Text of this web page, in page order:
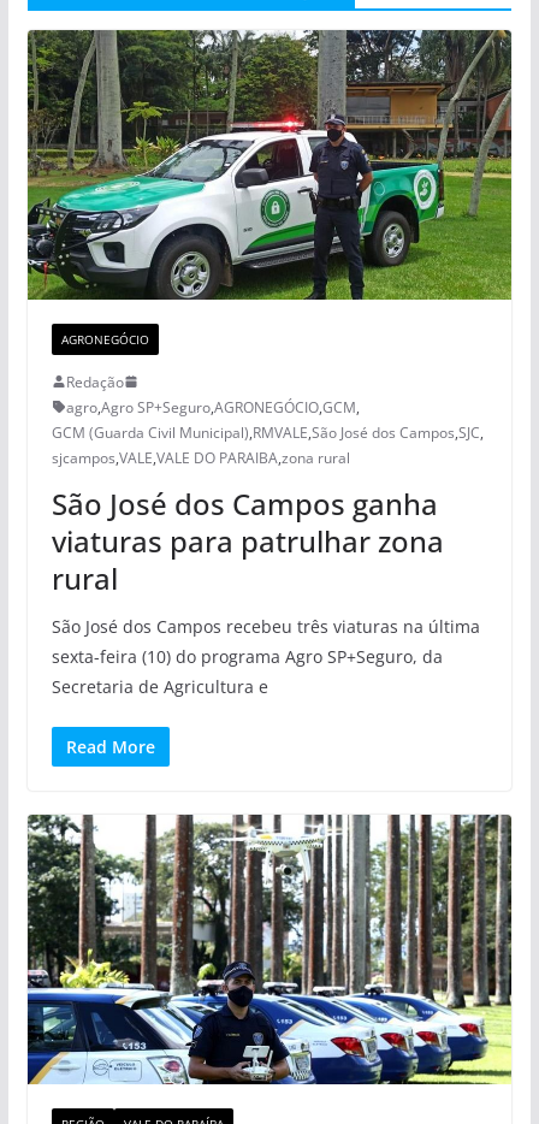
AGRONEGÓCIO
Redação
agro,Agro SP+Seguro,AGRONEGÓCIO,GCM,
GCM (Guarda Civil Municipal),RMVALE,São José dos Campos,SJC,
sjcampos,VALE,VALE DO PARAIBA,zona rural
São José dos Campos ganha
viaturas para patrulhar zona
rural
São José dos Campos recebeu três viaturas na última
sexta-feira (10) do programa Agro SP+Seguro, da
Secretaria de Agricultura e
Read More